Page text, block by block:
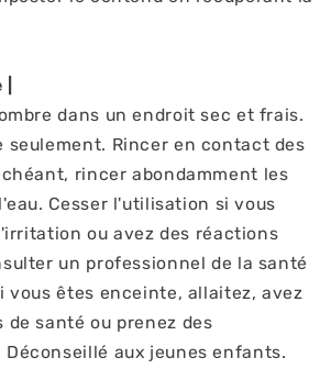
dans un endroit sec et frais.
seulement. Rincer en contact des
rincer abondamment les
Cesser l'utilisation si vous
ou avez des réactions
un professionnel de la santé
vous êtes enceinte, allaitez, avez
de santé ou prenez des
Déconseillé aux jeunes enfants.